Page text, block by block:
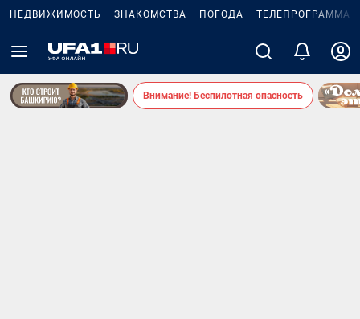
НЕДВИЖИМОСТЬ ЗНАКОМСТВА ПОГОДА ТЕЛЕПРОГРАММА
Внимание! Беспилотная опасность